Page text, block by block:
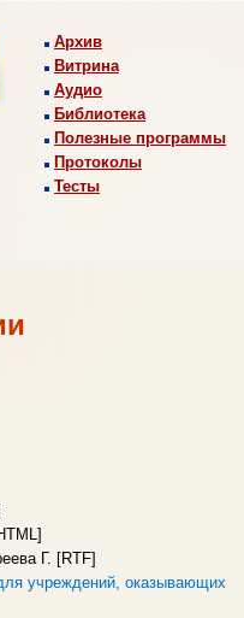
Архив
Витрина
Аудио
Библиотека
Полезные программы
Протоколы
Тесты
Г. [RTF]
учреждений, оказывающих